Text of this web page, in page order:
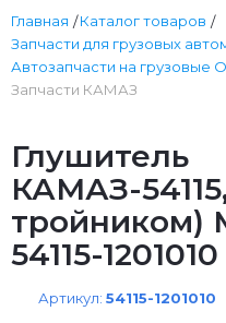
Главная
Каталог товаров
Запчасти для грузовых
Автозапчасти на грузовые
Запчасти КАМАЗ
Глушитель
КАМАЗ-
тройником)
54115-1201010
Артикул: 54115-1201010